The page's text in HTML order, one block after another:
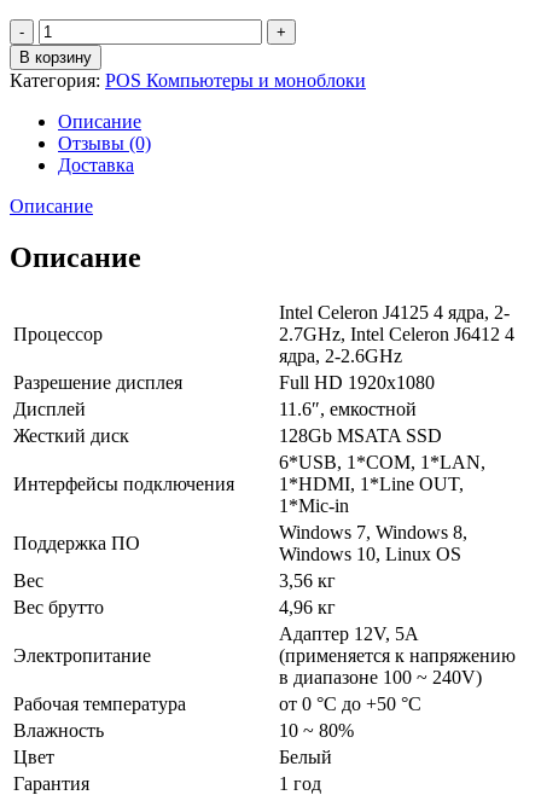
Количество
товара
POS
моноблок
SPACE
PANDA
В корзину
Категория: POS Компьютеры и моноблоки
Описание
Отзывы (0)
Доставка
Описание
Описание
Процессор
Intel Celeron J4125 4 ядра, 2-
2.7GHz, Intel Celeron J6412 4
ядра, 2-2.6GHz
Разрешение дисплея
Full HD 1920х1080
Дисплей
11.6″, емкостной
Жесткий диск
128Gb MSATA SSD
Интерфейсы подключения
6*USB, 1*COM, 1*LAN,
1*HDMI, 1*Line OUT,
1*Mic-in
Поддержка ПО
Windows 7, Windows 8,
Windows 10, Linux OS
Вес
3,56 кг
Вес брутто
4,96 кг
Электропитание
Адаптер 12V, 5A
(применяется к напряжению
в диапазоне 100 ~ 240V)
Рабочая температура
от 0 °C до +50 °C
Влажность
10 ~ 80%
Цвет
Белый
Гарантия
1 год